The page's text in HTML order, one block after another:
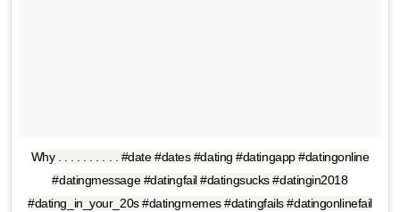
Why . . . . . . . . . . #date #dates #dating #datingapp #datingonline
#datingmessage #datingfail #datingsucks #datingin2018
#dating_in_your_20s #datingmemes #datingfails #datingonlinefail